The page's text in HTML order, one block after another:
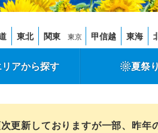
東北 関東 東京 甲信越 東海
リアから探す 夏祭り
更新しておりますが一部、昨年